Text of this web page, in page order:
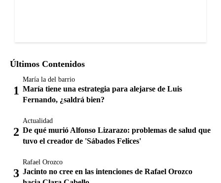
Últimos Contenidos
María la del barrio
María tiene una estrategia para alejarse de Luis
Fernando, ¿saldrá bien?
Actualidad
De qué murió Alfonso Lizarazo: problemas de salud que
tuvo el creador de 'Sábados Felices'
Rafael Orozco
Jacinto no cree en las intenciones de Rafael Orozco